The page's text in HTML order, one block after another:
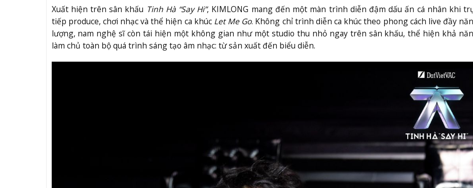
Xuất hiện trên sân khấu Tinh Hà “Say Hi”, KIMLONG mang đến một màn trình diễn đậm dấu ấn cá nhân khi
tiếp produce, chơi nhạc và thể hiện ca khúc Let Me Go. Không chỉ trình diễn ca khúc theo phong cách live đầy
lượng, nam nghệ sĩ còn tái hiện một không gian như một studio thu nhỏ ngay trên sân khấu, thể hiện khả
làm chủ toàn bộ quá trình sáng tạo âm nhạc: từ sản xuất đến biểu diễn.